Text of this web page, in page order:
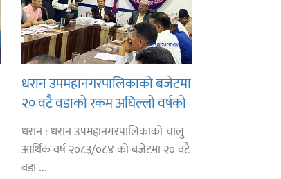
धरान उपमहानगरपालिकाको बजेटमा
२० वटै वडाको रकम अघिल्लो वर्षको
भन्दा बढयो
धरान : धरान उपमहानगरपालिकाको चालु
आर्थिक वर्ष २०८३/०८४ को बजेटमा २० वटै
वडा ...